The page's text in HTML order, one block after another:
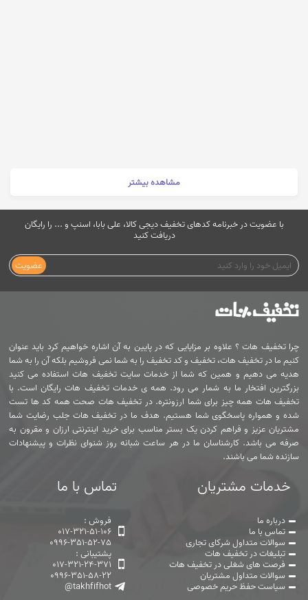
مشاهده بیشتر
با عضویت در خبرنامه کدهای تخفیف دیجی کالا، علی بابا، اسنپ و ... را رایگان
دریافت کنید
عضویت
چرا تخفیف هات ؟ علاوه بر مزایایی که در پایین به آن اشاره خواهیم کرد باید عنوان
کنیم ما در تخفیف هات، تخفیف و کد تخفیف را به شما نمی فروشیم بلکه آن را به شما
هدیه می دهیم و همین که شما از خدمات سایت تخفیف هات استفاده می کنید
بزرگترین افتخار ما به شمار می رود. همه ی خدمات تخفیف هات رایگان است. با
تخفیف هات همه چیز برای شما ارزونتره. در تخفیف هات صحت همه کد ها تست
شده و همواره پاسخگوی شما هستیم. هدف ما در تخفیف هات جلب رضایت شما
مشتریان عزیز و فراهم کردن یک بستر مناسب برای خرید اینترنتی ارزان و مقرون به
صرفه می باشد. کارشناسان ما در هر ساعت شبانه روز شنوای نظرات و پیشنهادات
سازنده شما می باشند.
خدمات مشتریان
درباره ما
تماس با ما
سوالات متداول شرکای تجاری
تبلیغات در تخفیف هات
فرصت های شغلی در تخفیف هات
سوالات متداول مشتریان
سیاست حفظ حریم خصوصی
تماس با ما
فروش :
017-321-51-106
0996-351-52-75
پشتیبانی :
017-321-24-371
0996-351-58-22
@takhfifhot